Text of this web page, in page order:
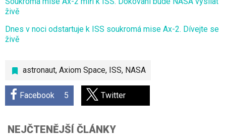
astronaut, Axiom Space, ISS, NASA
Facebook 5 Twitter
živě
Dnes v noci odstartuje k ISS soukromá mise Ax-2. Dívejte se
živě
NEJČTENĚJŠÍ ČLÁNKY